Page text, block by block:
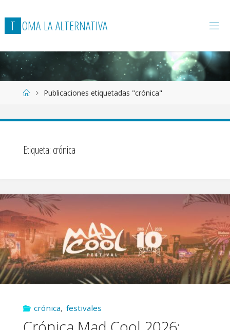
T OMA LAALTERNATIVA
Página
Inicio
Publicaciones etiquetadas "crónica"
Etiqueta: crónica
crónica, festivales